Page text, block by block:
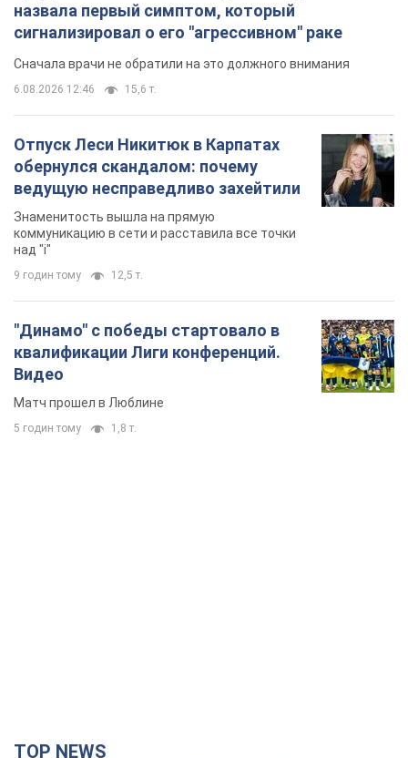
назвала первый симптом, который
сигнализировал о его "агрессивном" раке
Сначала врачи не обратили на это должного внимания
6.08.2026 12:46 15,6 т.
Отпуск Леси Никитюк в Карпатах
обернулся скандалом: почему
ведущую несправедливо захейтили
Знаменитость вышла на прямую
коммуникацию в сети и расставила все точки
над "i"
9 годин тому 12,5 т.
"Динамо" с победы стартовало в
квалификации Лиги конференций.
Видео
Матч прошел в Люблине
5 годин тому 1,8 т.
TOP NEWS